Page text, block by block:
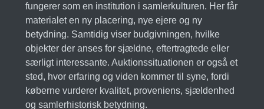
fungerer som en institution i samlerkulturen. Her får
materialet en ny placering, nye ejere og ny
betydning. Samtidig viser budgivningen, hvilke
objekter der anses for sjældne, eftertragtede eller
særligt interessante. Auktionssituationen er også et
sted, hvor erfaring og viden kommer til syne, fordi
køberne vurderer kvalitet, proveniens, sjældenhed
og samlerhistorisk betydning.